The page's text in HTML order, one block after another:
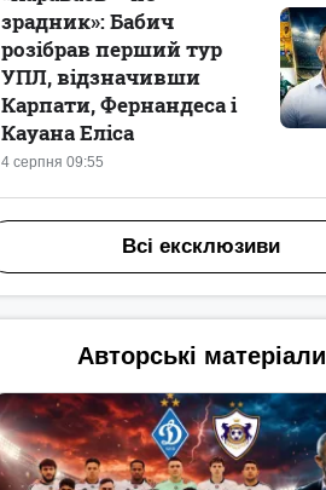
4 серпня 09:55
зрадник»: Бабич
розібрав перший тур
УПЛ, відзначивши
Карпати, Фернандеса і
Кауана Еліса
Всі ексклюзиви
Авторські матеріали